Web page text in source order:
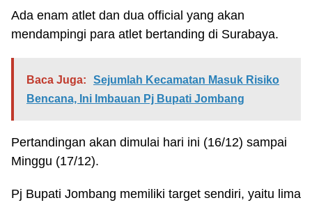
Ada enam atlet dan dua official yang akan
mendampingi para atlet bertanding di Surabaya.
Baca Juga:
Sejumlah Kecamatan Masuk Risiko
Bencana, Ini Imbauan Pj Bupati Jombang
Pertandingan akan dimulai hari ini (16/12) sampai
Minggu (17/12).
Pj Bupati Jombang memiliki target sendiri, yaitu lima